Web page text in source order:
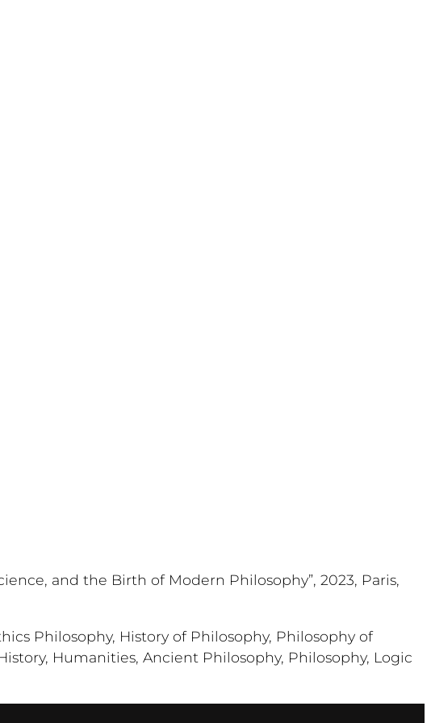
and the Birth of Modern Philosophy”, 2023, Paris,
Philosophy, History of Philosophy, Philosophy of
Humanities, Ancient Philosophy, Philosophy, Logic